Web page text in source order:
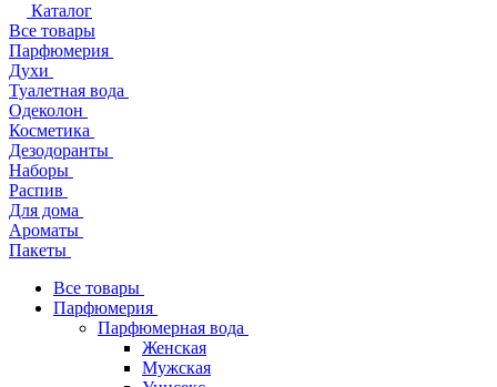
Каталог
Все товары
Парфюмерия
Духи
Туалетная вода
Одеколон
Косметика
Дезодоранты
Наборы
Распив
Для дома
Ароматы
Пакеты
Все товары
Парфюмерия
Парфюмерная вода
Женская
Мужская